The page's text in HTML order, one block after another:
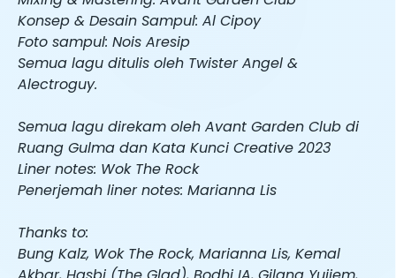
Konsep & Desain Sampul: Al Cipoy
Foto sampul: Nois Aresip
Semua lagu ditulis oleh Twister Angel &
Alectroguy.
Semua lagu direkam oleh Avant Garden Club di
Ruang Gulma dan Kata Kunci Creative 2023
Liner notes: Wok The Rock
Penerjemah liner notes: Marianna Lis
Thanks to:
Bung Kalz, Wok The Rock, Marianna Lis, Kemal